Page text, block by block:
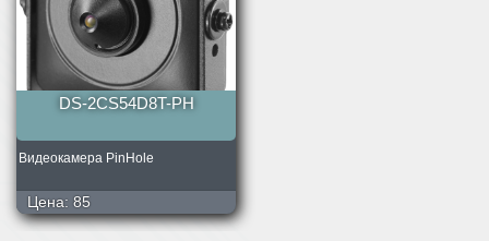
DS-2CS54D8T-PH
Видеокамера PinHole
Цена: 85